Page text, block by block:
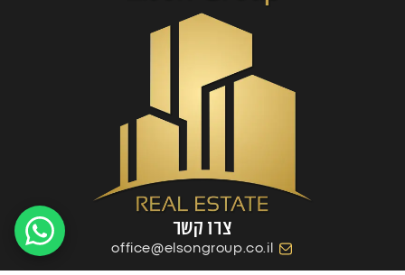
צרו קשר
office@elsongroup.co.il